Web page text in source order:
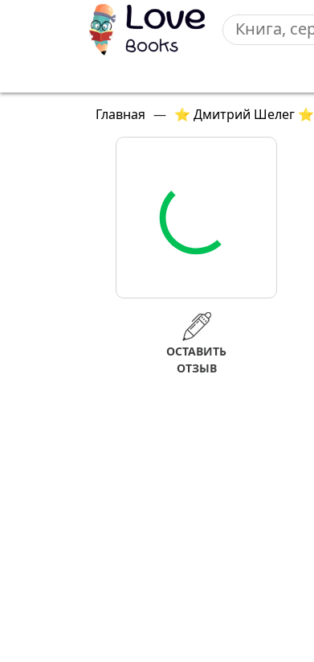
Главная — ⭐ Дмитрий Шелег ⭐
ОСТАВИТЬ
ОТЗЫВ